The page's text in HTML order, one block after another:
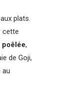
plats.
cette
poêlée,
de Goji,
au